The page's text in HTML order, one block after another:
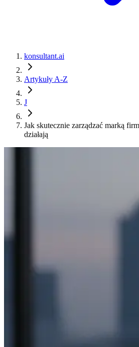
konsultant.ai
Artykuły A-Z
J
Jak skutecznie zarządzać marką
działają